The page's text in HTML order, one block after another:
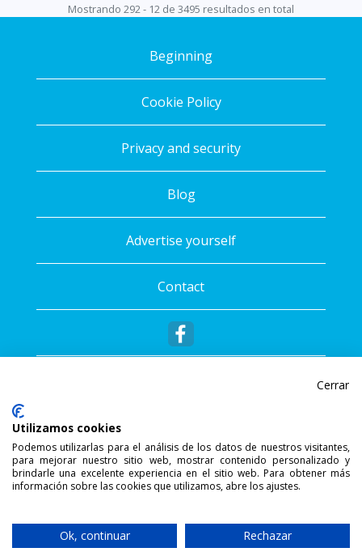
Mostrando 292 - 12 de 3495 resultados en total
Beginning
Cookie Policy
Privacy and security
Blog
Advertise yourself
Contact
Copyright © 2026 - Sportalis®. All rights
reserved.
SSL Secure Connection
Cerrar
Utilizamos cookies
Podemos utilizarlas para el análisis de los datos de nuestros visitantes,
para mejorar nuestro sitio web, mostrar contenido personalizado y
brindarle una excelente experiencia en el sitio web. Para obtener más
información sobre las cookies que utilizamos, abre los ajustes.
Ok, continuar Rechazar